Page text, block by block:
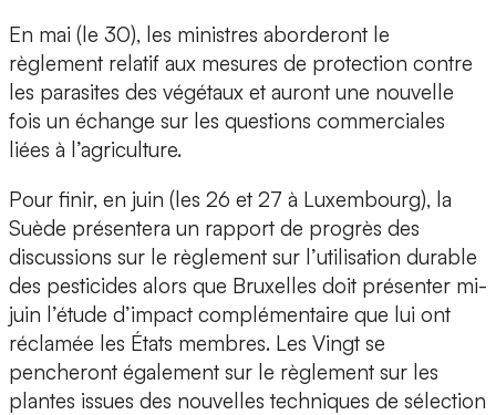
En mai (le 30), les ministres aborderont le
règlement relatif aux mesures de protection contre
les parasites des végétaux et auront une nouvelle
fois un échange sur les questions commerciales
liées à l’agriculture.
Pour finir, en juin (les 26 et 27 à Luxembourg), la
Suède présentera un rapport de progrès des
discussions sur le règlement sur l’utilisation durable
des pesticides alors que Bruxelles doit présenter mi-
juin l’étude d’impact complémentaire que lui ont
réclamée les États membres. Les Vingt se
pencheront également sur le règlement sur les
plantes issues des nouvelles techniques de sélection